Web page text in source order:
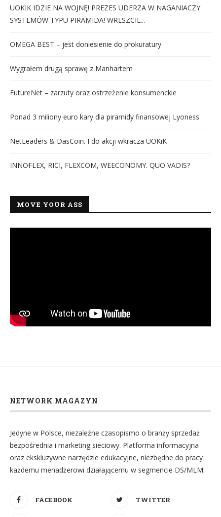
UOKIK IDZIE NA WOJNĘ! PREZES UDERZA W NAGANIACZY
SYSTEMÓW TYPU PIRAMIDA! WRESZCIE...
OMEGA BEST – jest doniesienie do prokuratury
Wygrałem drugą sprawę z Manhartem
FutureNet – zarzuty oraz ostrzeżenie konsumenckie
Ponad 3 miliony euro kary dla piramidy finansowej Lyoness
NetLeaders & DasCoin. I do akcji wkracza UOKiK
INNOFLEX, RICI, FLEXCOM, WEECONOMY. QUO VADIS?
MOVE YOUR ASS
NETWORK MAGAZYN
Jedyne w Polsce, niezależne czasopismo o branży sprzedaż
bezpośrednia i marketing sieciowy. Platforma informacyjna
oraz ekskluzywne narzędzie edukacyjne, niezbędne do pracy
każdemu menadżerowi działającemu w segmencie DS/MLM.
FACEBOOK TWITTER